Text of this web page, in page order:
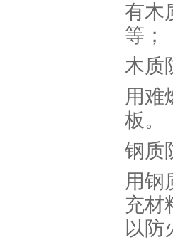
有木
等；
木质
用难
板。
钢质
用钢
充材
以防